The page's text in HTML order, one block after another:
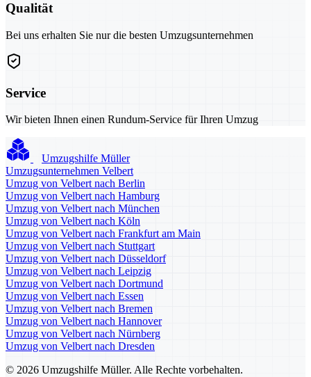
Qualität
Bei uns erhalten Sie nur die besten Umzugsunternehmen
Service
Wir bieten Ihnen einen Rundum-Service für Ihren Umzug
Umzugshilfe Müller
Umzugsunternehmen Velbert
Umzug von Velbert nach Berlin
Umzug von Velbert nach Hamburg
Umzug von Velbert nach München
Umzug von Velbert nach Köln
Umzug von Velbert nach Frankfurt am Main
Umzug von Velbert nach Stuttgart
Umzug von Velbert nach Düsseldorf
Umzug von Velbert nach Leipzig
Umzug von Velbert nach Dortmund
Umzug von Velbert nach Essen
Umzug von Velbert nach Bremen
Umzug von Velbert nach Hannover
Umzug von Velbert nach Nürnberg
Umzug von Velbert nach Dresden
© 2026 Umzugshilfe Müller. Alle Rechte vorbehalten.